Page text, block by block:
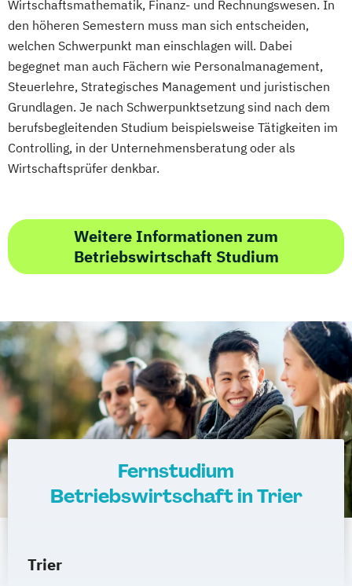
Information Technology Management
(DE/EN)
Innovation and Entrepreneurship (DE/EN)
International Healthcare Management
(DE/EN)
International Management (DE/EN)
Internationales Marketing
Journalismus und digitale Kommunikation
Kindheitspädagogik für Erzieher:innen
Kommunikationsdesign
Kommunikationspsychologie
Logistikmanagement
Logopädie
Management (DE/EN)
Marketing
Marketing und digitale Medien
Marketingmanagement Maschinenbau
Master of Business Administration (DE/EN)
Mechatronik
Mediendesign
Medieninformatik Medienmanagement
Medizinische Informatik Medizintechnik
Online Marketing
Wirtschaftsmathematik, Finanz- und Rechnungswesen. In
den höheren Semestern muss man sich entscheiden,
welchen Schwerpunkt man einschlagen will. Dabei
begegnet man auch Fächern wie Personalmanagement,
Steuerlehre, Strategisches Management und juristischen
Grundlagen. Je nach Schwerpunktsetzung sind nach dem
berufsbegleitenden Studium beispielsweise Tätigkeiten im
Controlling, in der Unternehmensberatung oder als
Wirtschaftsprüfer denkbar.
Weitere Informationen zum
Betriebswirtschaft Studium
Fernstudium
Betriebswirtschaft in Trier
Trier